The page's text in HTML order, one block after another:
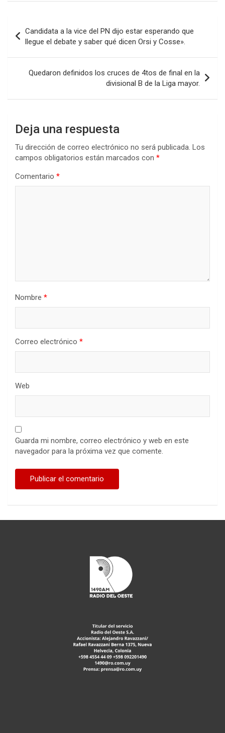
ce
o
o
k
tt at
A
p
p
ke
n
m
ar
tir
de
entradas
Candidata a la vice del PN dijo estar esperando que
llegue el debate y saber qué dicen Orsi y Cosse».
Quedaron definidos los cruces de 4tos de final en la
divisional B de la Liga mayor.
Deja una respuesta
Tu dirección de correo electrónico no será publicada. Los
campos obligatorios están marcados con *
Comentario *
Nombre *
Correo electrónico *
Web
Guarda mi nombre, correo electrónico y web en este
navegador para la próxima vez que comente.